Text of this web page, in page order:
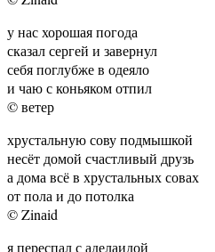
у нас хорошая погода
сказал сергей и завернул
себя поглубже в одеяло
и чаю с коньяком отпил
© ветер
хрустальную сову подмышкой
несёт домой счастливый друзь
а дома всё в хрустальных совах
от пола и до потолка
© Zinаid
я переспал с аделаидой